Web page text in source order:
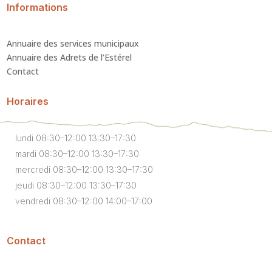
Informations
Annuaire des services municipaux
Annuaire des Adrets de l'Estérel
Contact
Horaires
lundi 08:30–12:00 13:30–17:30
mardi 08:30–12:00 13:30–17:30
mercredi 08:30–12:00 13:30–17:30
jeudi 08:30–12:00 13:30–17:30
vendredi 08:30–12:00 14:00–17:00
Contact